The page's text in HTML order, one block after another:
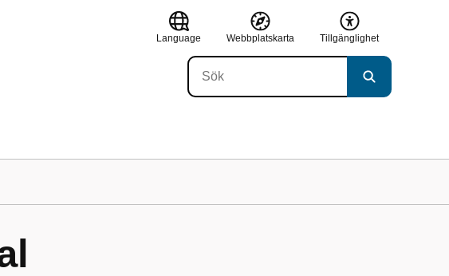
Language Webbplatskarta Tillgänglighet